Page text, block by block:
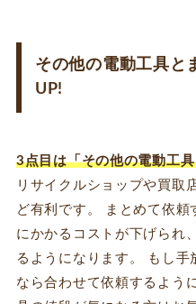
その他の電動工具と
UP!
3点目は「その他の電動工
リサイクルショップや買取
ど有利です。 まとめて依
にかかるコストが下げられ
るようになります。 もし手
なら合わせて依頼するよう